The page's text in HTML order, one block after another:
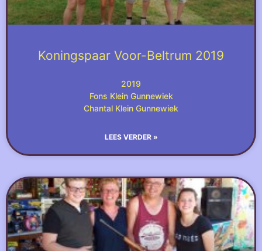
Koningspaar Voor-Beltrum 2019
2019
Fons Klein Gunnewiek
Chantal Klein Gunnewiek
LEES VERDER »